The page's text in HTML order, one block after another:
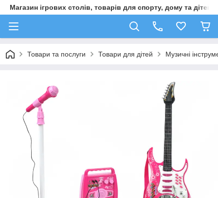
Магазин ігрових столів, товарів для спорту, дому та дітей
Товари та послуги Товари для дітей Музичні